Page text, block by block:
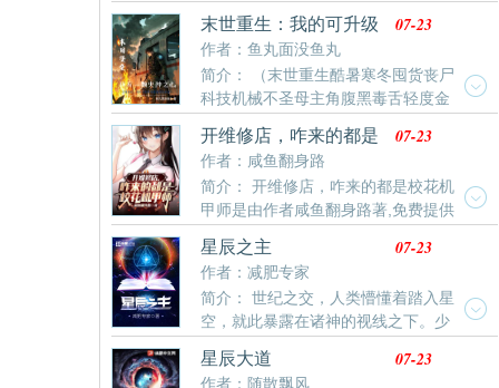
部热血沸腾的战斗物语……当然不是，其实只是个讲述
一个不断推倒萌妹子的男人一路开挂的故事——主角光
环万岁！
末世重生：我的可升级
堡垒房车
作者：鱼丸面没鱼丸
07-23
简介： （末世重生酷暑寒冬囤货丧尸
科技机械不圣母主角腹黑毒舌轻度金
手指）太阳耀斑的异常，酷暑，极寒，病毒。直接摧毁
了人类建立的文明和秩序。一颗高等文明的科技球，带
着李凡的记忆重回到了大学时期的李凡身上。重生一
世，李凡是否能真正的活出自我，拭目以待。
开维修店，咋来的都是
校花机甲师
作者：咸鱼翻身路
07-23
简介： 开维修店，咋来的都是校花机
甲师是由作者咸鱼翻身路著,免费提供
开维修店，咋来的都是校花机甲师最新清爽干净的文字
章节在线阅读。星辰之主
作者：减肥专家
07-23
简介： 世纪之交，人类懵懂着踏入星
空，就此暴露在诸神的视线之下。少
年罗南背负着祖父的罪孽，走出实验室，且看他：高举
燃烧的笔记，脚踏诸神的尸骨；书写万物的格式，增删
星辰大道
作者：随散飘风
07-23